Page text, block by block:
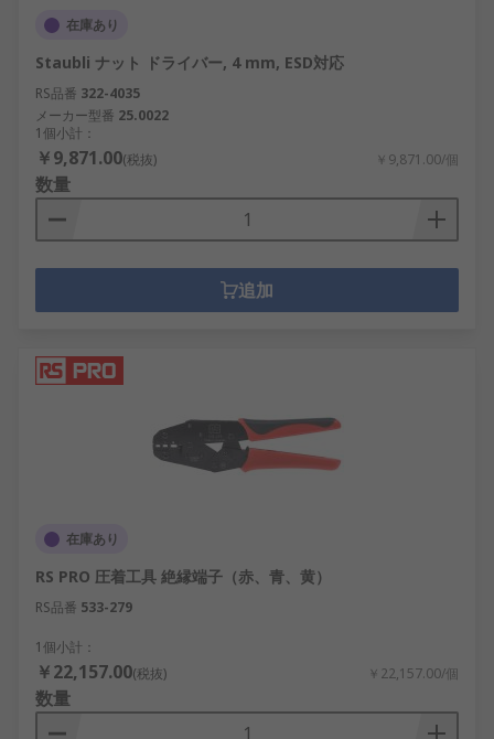
在庫あり
Staubli ナット ドライバー, 4 mm, ESD対応
RS品番 322-4035
メーカー型番 25.0022
1個小計：
￥9,871.00(税抜) ￥9,871.00/個
数量
追加
在庫あり
RS PRO 圧着工具 絶縁端子（赤、青、黄）
RS品番 533-279
1個小計：
￥22,157.00(税抜) ￥22,157.00/個
数量